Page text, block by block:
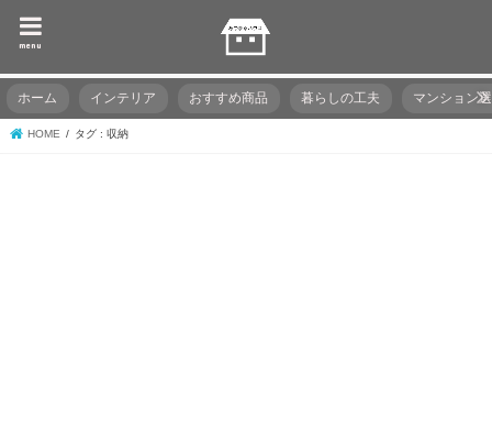
menu
ホーム インテリア おすすめ商品 暮らしの工夫 マンション
HOME タグ : 収納